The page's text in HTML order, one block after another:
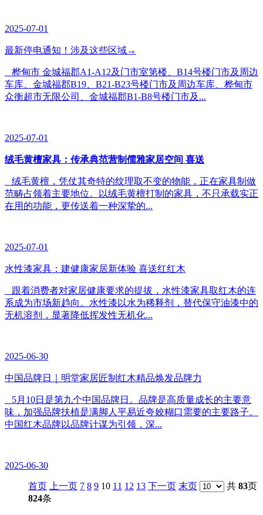
2025-07-01
最新停电通知！涉及这些区域→
桦甸市 金城福郡A1-A12及门市室第楼、B14号楼门市及周边
车库、金城福郡B19、B21-B23号楼门市及周边车库、桦甸市
众衡超市无限公司、金城福郡B1-B8号楼门市及...
2025-07-01
绒毛黄檀家具：传承典范营制儒雅家居空间 喜送
绒毛黄檀，凭仗其奇特的纹理取不变的物能，正在家具制做
范畴占领着主要地位。以绒毛黄檀打制的家具，不只承载实正
在用的功能，更传送着一种深挚的...
2025-07-01
水性漆家具：建健康家居新体验 喜送红红木
跟着消费者对家居健康要求的提拔，水性漆家具取红木的连
系成为市场新趋向。水性漆以水为稀释剂，替代保守油漆中的
无机溶剂，显著降低挥发性无机化...
2025-06-30
中国品牌日｜明堂家居匠制红木精品焕发品牌力
5月10日是第九个中国品牌日。品牌是高质量成长的主要意
味，加强品牌扶植是满脚人平易近夸姣糊口需要的主要路子。
中国红木品牌以品牌计谋为引领，深...
2025-06-30
首页 上一页 7 8 9 10 11 12 13 下一页 末页 共 83页
824条